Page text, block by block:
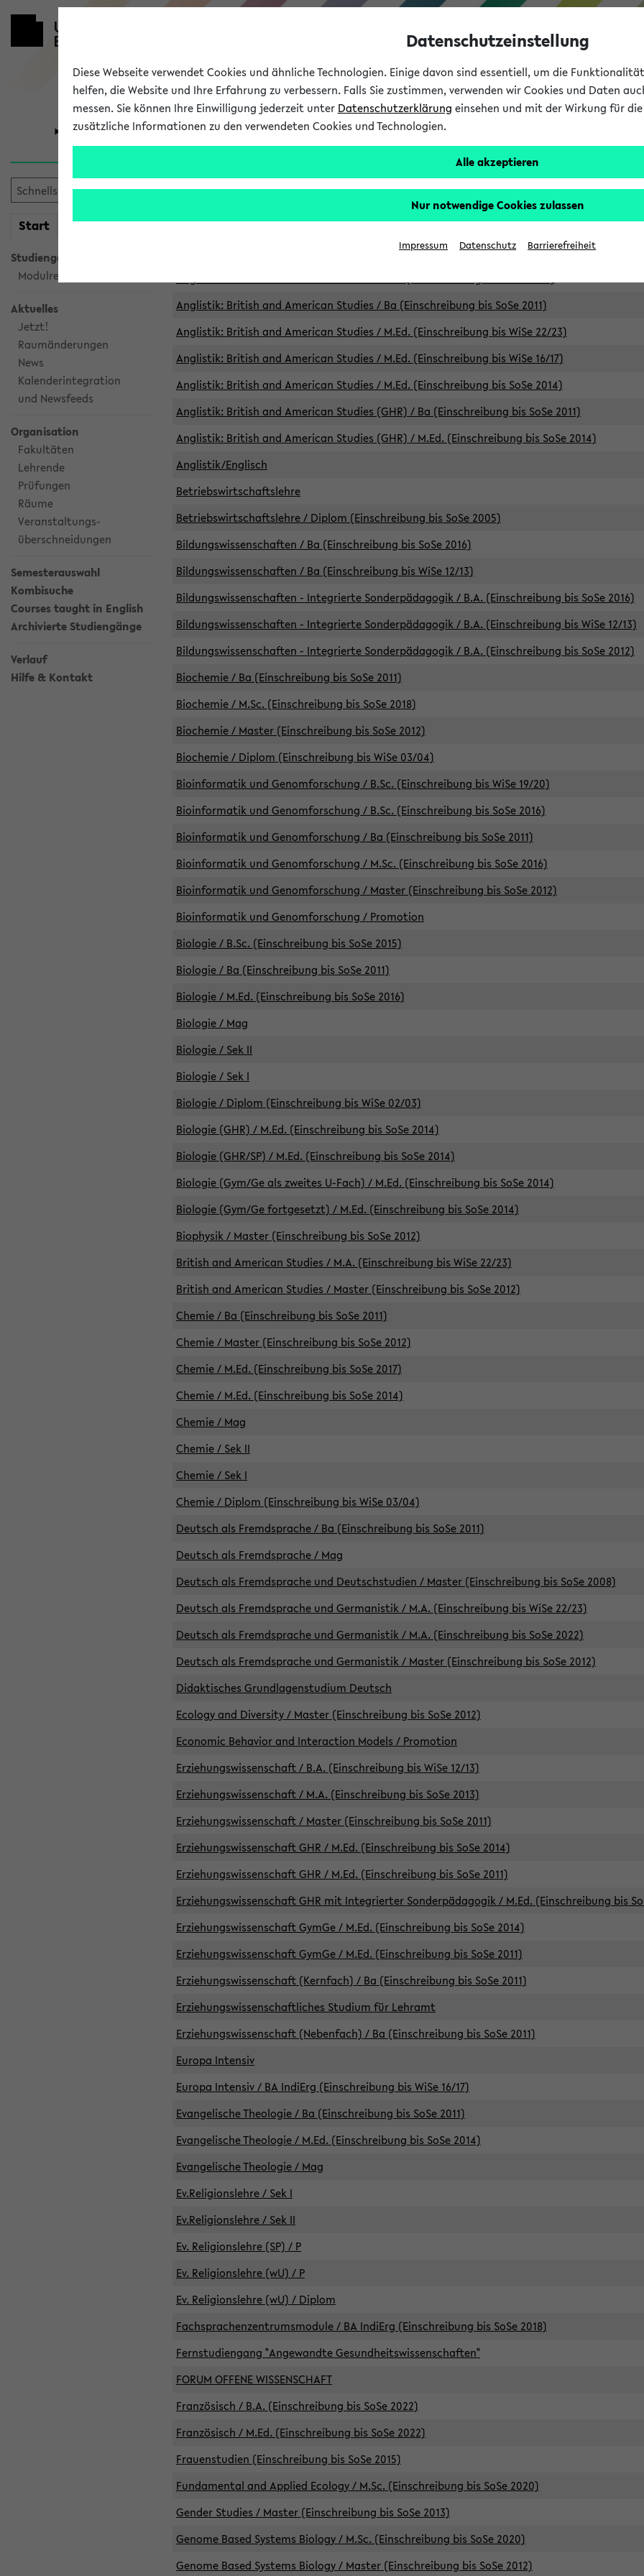
Universität Forschung Studium
Start meineKVV
Studiengangsauswahl
Modulrecherche
Aktuelles
Jetzt!
Raumänderungen
News
Kalenderintegration
und Newsfeeds
Organisation
Fakultäten
Lehrende
Prüfungen
Räume
Veranstaltungs-
überschneidungen
Semesterauswahl
Kombisuche
Courses taught in English
Archivierte Studiengänge
Verlauf
Hilfe & Kontakt
Archivierte Studiengänge
Anglistik: British and American Studies / B.A. (Einschreibung bis WiSe 16/17)
Anglistik: British and American Studies / B.A. (Einschreibung bis SoSe 2015)
Anglistik: British and American Studies / Ba (Einschreibung bis SoSe 2011)
Anglistik: British and American Studies / M.Ed. (Einschreibung bis WiSe 22/23)
Anglistik: British and American Studies / M.Ed. (Einschreibung bis WiSe 16/17)
Anglistik: British and American Studies / M.Ed. (Einschreibung bis SoSe 2014)
Anglistik: British and American Studies (GHR) / Ba (Einschreibung bis SoSe 2011)
Anglistik: British and American Studies (GHR) / M.Ed. (Einschreibung bis SoSe 2014)
Anglistik/Englisch
Betriebswirtschaftslehre
Betriebswirtschaftslehre / Diplom (Einschreibung bis SoSe 2005)
Bildungswissenschaften / Ba (Einschreibung bis SoSe 2016)
Bildungswissenschaften / Ba (Einschreibung bis WiSe 12/13)
Bildungswissenschaften - Integrierte Sonderpädagogik / B.A. (Einschreibung bis SoSe 2016)
Bildungswissenschaften - Integrierte Sonderpädagogik / B.A. (Einschreibung bis WiSe 12/13)
Bildungswissenschaften - Integrierte Sonderpädagogik / B.A. (Einschreibung bis SoSe 2012)
Biochemie / Ba (Einschreibung bis SoSe 2011)
Biochemie / M.Sc. (Einschreibung bis SoSe 2018)
Biochemie / Master (Einschreibung bis SoSe 2012)
Biochemie / Diplom (Einschreibung bis WiSe 03/04)
Bioinformatik und Genomforschung / B.Sc. (Einschreibung bis WiSe 19/20)
Bioinformatik und Genomforschung / B.Sc. (Einschreibung bis SoSe 2016)
Bioinformatik und Genomforschung / Ba (Einschreibung bis SoSe 2011)
Bioinformatik und Genomforschung / M.Sc. (Einschreibung bis SoSe 2016)
Bioinformatik und Genomforschung / Master (Einschreibung bis SoSe 2012)
Bioinformatik und Genomforschung / Promotion
Biologie / B.Sc. (Einschreibung bis SoSe 2015)
Biologie / Ba (Einschreibung bis SoSe 2011)
Biologie / M.Ed. (Einschreibung bis SoSe 2016)
Biologie / Mag
Biologie / Sek II
Biologie / Sek I
Biologie / Diplom (Einschreibung bis WiSe 02/03)
Biologie (GHR) / M.Ed. (Einschreibung bis SoSe 2014)
Biologie (GHR/SP) / M.Ed. (Einschreibung bis SoSe 2014)
Biologie (Gym/Ge als zweites U-Fach) / M.Ed. (Einschreibung bis SoSe 2014)
Biologie (Gym/Ge fortgesetzt) / M.Ed. (Einschreibung bis SoSe 2014)
Biophysik / Master (Einschreibung bis SoSe 2012)
British and American Studies / M.A. (Einschreibung bis WiSe 22/23)
British and American Studies / Master (Einschreibung bis SoSe 2012)
Chemie / Ba (Einschreibung bis SoSe 2011)
Chemie / Master (Einschreibung bis SoSe 2012)
Chemie / M.Ed. (Einschreibung bis SoSe 2017)
Chemie / M.Ed. (Einschreibung bis SoSe 2014)
Chemie / Mag
Chemie / Sek II
Chemie / Sek I
Chemie / Diplom (Einschreibung bis WiSe 03/04)
Deutsch als Fremdsprache / Ba (Einschreibung bis SoSe 2011)
Deutsch als Fremdsprache / Mag
Deutsch als Fremdsprache und Deutschstudien / Master (Einschreibung bis SoSe 2008)
Deutsch als Fremdsprache und Germanistik / M.A. (Einschreibung bis WiSe 22/23)
Deutsch als Fremdsprache und Germanistik / M.A. (Einschreibung bis SoSe 2022)
Deutsch als Fremdsprache und Germanistik / Master (Einschreibung bis SoSe 2012)
Didaktisches Grundlagenstudium Deutsch
Ecology and Diversity / Master (Einschreibung bis SoSe 2012)
Economic Behavior and Interaction Models / Promotion
Erziehungswissenschaft / B.A. (Einschreibung bis WiSe 12/13)
Erziehungswissenschaft / M.A. (Einschreibung bis SoSe 2013)
Erziehungswissenschaft / Master (Einschreibung bis SoSe 2011)
Erziehungswissenschaft GHR / M.Ed. (Einschreibung bis SoSe 2014)
Erziehungswissenschaft GHR / M.Ed. (Einschreibung bis SoSe 2011)
Erziehungswissenschaft GHR mit Integrierter Sonderpädagogik / M.Ed. (Einschreibung bis
Erziehungswissenschaft GymGe / M.Ed. (Einschreibung bis SoSe 2014)
Erziehungswissenschaft GymGe / M.Ed. (Einschreibung bis SoSe 2011)
Erziehungswissenschaft (Kernfach) / Ba (Einschreibung bis SoSe 2011)
Erziehungswissenschaftliches Studium für Lehramt
Erziehungswissenschaft (Nebenfach) / Ba (Einschreibung bis SoSe 2011)
Europa Intensiv
Europa Intensiv / BA IndiErg (Einschreibung bis WiSe 16/17)
Evangelische Theologie / Ba (Einschreibung bis SoSe 2011)
Evangelische Theologie / M.Ed. (Einschreibung bis SoSe 2014)
Evangelische Theologie / Mag
Ev.Religionslehre / Sek I
Ev.Religionslehre / Sek II
Ev. Religionslehre (SP) / P
Ev. Religionslehre (wU) / P
Ev. Religionslehre (wU) / Diplom
Fachsprachenzentrumsmodule / BA IndiErg (Einschreibung bis SoSe 2018)
Fernstudiengang "Angewandte Gesundheitswissenschaften"
FORUM OFFENE WISSENSCHAFT
Französisch / B.A. (Einschreibung bis SoSe 2022)
Französisch / M.Ed. (Einschreibung bis SoSe 2022)
Frauenstudien (Einschreibung bis SoSe 2015)
Fundamental and Applied Ecology / M.Sc. (Einschreibung bis SoSe 2020)
Gender Studies / Master (Einschreibung bis SoSe 2013)
Genome Based Systems Biology / M.Sc. (Einschreibung bis SoSe 2020)
Genome Based Systems Biology / Master (Einschreibung bis SoSe 2012)
Datenschutzeinstellung
Diese Webseite verwendet Cookies und ähnliche Technologien. Einige davon sind essentiell, um die
helfen, die Website und Ihre Erfahrung zu verbessern. Falls Sie zustimmen, verwenden wir Cookies und Daten
messen. Sie können Ihre Einwilligung jederzeit unter Datenschutzerklärung einsehen und mit der Wirkung für
zusätzliche Informationen zu den verwendeten Cookies und Technologien.
Alle akzeptieren
Nur notwendige Cookies zulassen
Impressum Datenschutz Barrierefreiheit